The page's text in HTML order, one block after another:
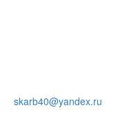
skarb40@yandex.ru